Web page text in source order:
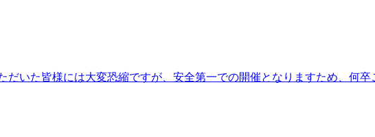
いた皆様には大変恐縮ですが、安全第一での開催となりますため、何卒